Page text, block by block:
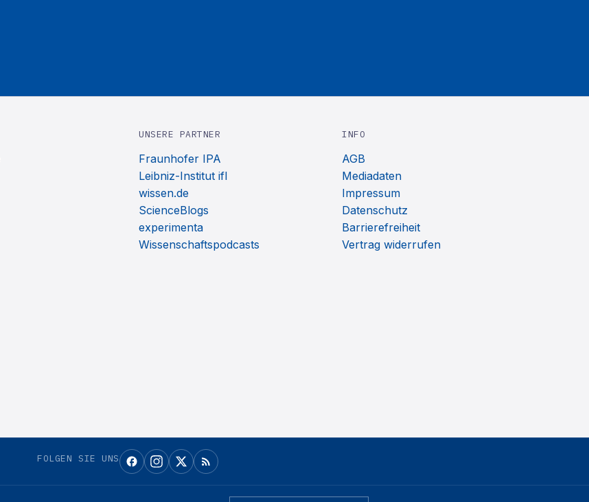
UNSERE PARTNER
Fraunhofer IPA
Leibniz-Institut ifl
wissen.de
ScienceBlogs
experimenta
Wissenschaftspodcasts
INFO
AGB
Mediadaten
Impressum
Datenschutz
Barrierefreiheit
Vertrag widerrufen
FOLGEN SIE UNS